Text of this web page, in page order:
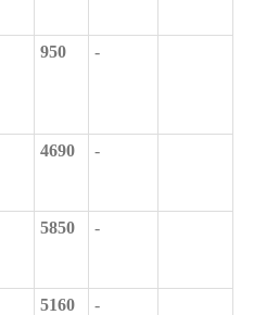
950 -
4690 -
5850 -
5160 -